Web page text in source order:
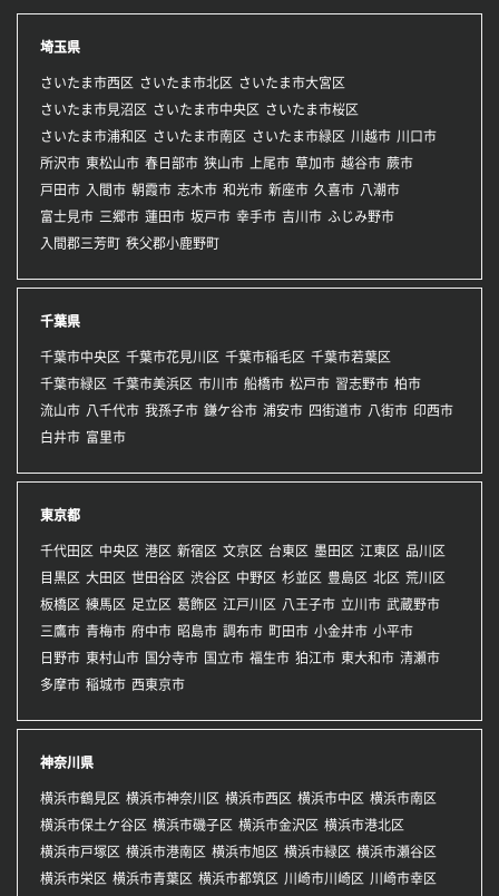
埼玉県
さいたま市西区 さいたま市北区
さいたま市大宮区
さいたま市見沼区
さいたま市中央区
さいたま市桜区
さいたま市浦和区
さいたま市南区 さいたま市緑区 川越市 川口市
所沢市 東松山市 春日部市 狭山市 上尾市 草加市 越谷市 蕨市
戸田市 入間市 朝霞市 志木市 和光市 新座市 久喜市 八潮市
富士見市 三郷市 蓮田市 坂戸市 幸手市 吉川市 ふじみ野市
入間郡三芳町 秩父郡小鹿野町
千葉県
千葉市中央区 千葉市花見川区 千葉市稲毛区 千葉市若葉区
千葉市緑区 千葉市美浜区 市川市 船橋市 松戸市 習志野市 柏市
流山市 八千代市 我孫子市 鎌ケ谷市 浦安市 四街道市 八街市 印西市
白井市 富里市
東京都
千代田区 中央区 港区 新宿区 文京区 台東区 墨田区 江東区 品川区
目黒区 大田区 世田谷区 渋谷区 中野区 杉並区 豊島区 北区 荒川区
板橋区 練馬区 足立区 葛飾区 江戸川区 八王子市 立川市 武蔵野市
三鷹市 青梅市 府中市 昭島市 調布市 町田市 小金井市 小平市
日野市 東村山市 国分寺市 国立市 福生市 狛江市 東大和市 清瀬市
多摩市 稲城市 西東京市
神奈川県
横浜市鶴見区 横浜市神奈川区 横浜市西区 横浜市中区 横浜市南区
横浜市保土ケ谷区 横浜市磯子区 横浜市金沢区 横浜市港北区
横浜市戸塚区 横浜市港南区 横浜市旭区 横浜市緑区 横浜市瀬谷区
横浜市栄区 横浜市青葉区 横浜市都筑区 川崎市川崎区 川崎市幸区